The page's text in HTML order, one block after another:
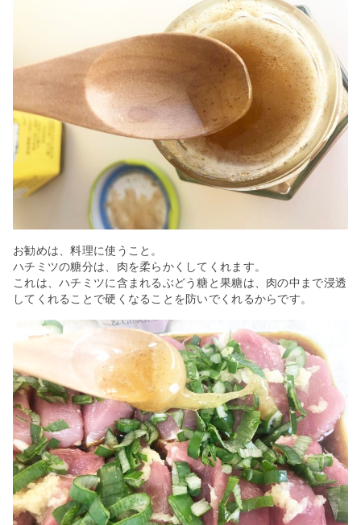
お勧めは、料理に使うこと。
ハチミツの糖分は、肉を柔らかくしてくれます。
これは、ハチミツに含まれるぶどう糖と果糖は、肉の中まで浸透
してくれることで硬くなることを防いでくれるからです。